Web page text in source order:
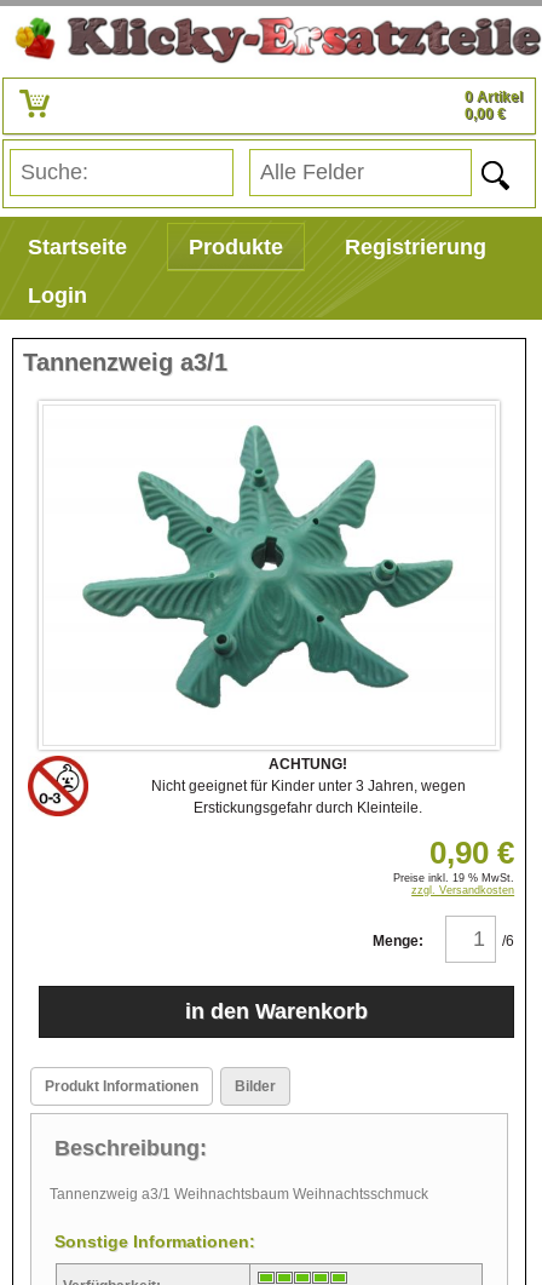
0 Artikel
0,00 €
Startseite Produkte
Registrierung
Login
Tannenzweig a3/1
ACHTUNG!
Nicht geeignet für Kinder unter 3 Jahren, wegen
Erstickungsgefahr durch Kleinteile.
0,90 €
Preise inkl. 19 % MwSt.
zzgl. Versandkosten
Menge: /6
Produkt Informationen Bilder
Beschreibung:
Tannenzweig a3/1 Weihnachtsbaum Weihnachtsschmuck
Sonstige Informationen: